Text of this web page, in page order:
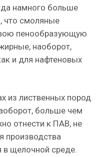
намного больше
что смоляные
пенообразующую
наоборот,
и для нафтеновых
из лиственных пород
больше чем
отнести к ПАВ, не
производства
в щелочной среде.